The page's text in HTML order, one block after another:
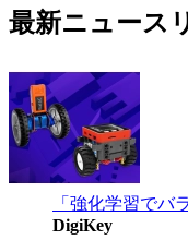
最新ニュース
「強化学習で
DigiKey